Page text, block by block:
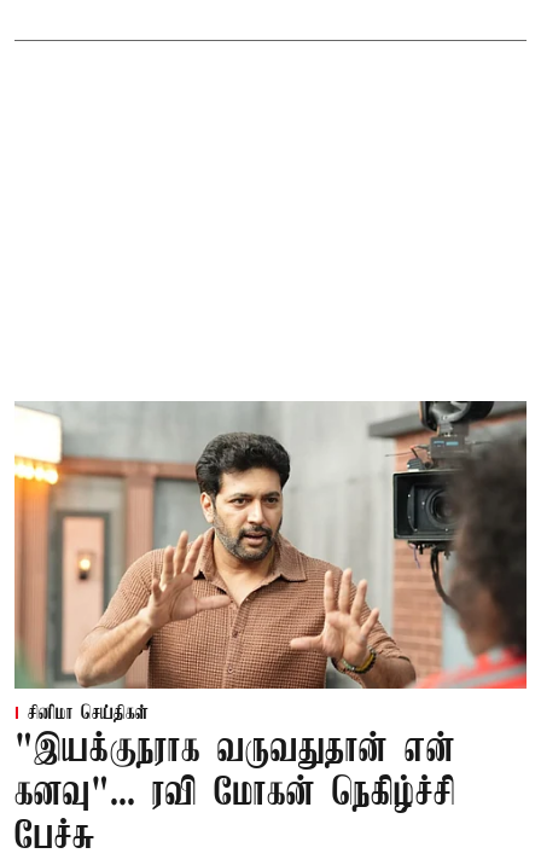
சினிமா செய்திகள்
"இயக்குநராக வருவதுதான் என்
கனவு"... ரவி மோகன் நெகிழ்ச்சி
பேச்சு